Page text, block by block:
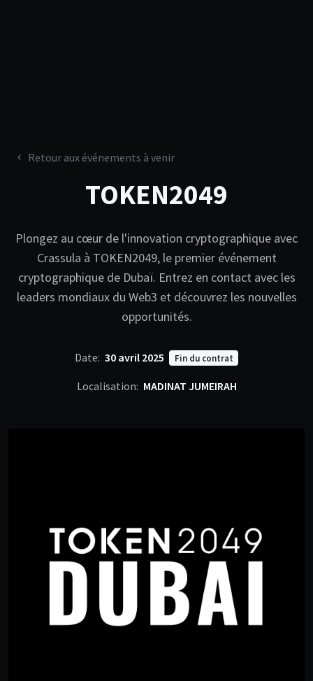
Retour aux événements à venir
TOKEN2049
Plongez au cœur de l'innovation cryptographique avec
Crassula à TOKEN2049, le premier événement
cryptographique de Dubaï. Entrez en contact avec les
leaders mondiaux du Web3 et découvrez les nouvelles
opportunités.
Date: 30 avril 2025 Fin du contrat
Localisation: MADINAT JUMEIRAH